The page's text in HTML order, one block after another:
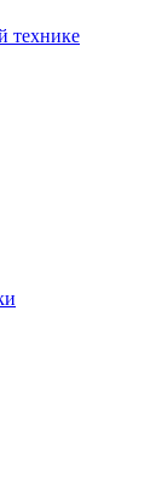
технике